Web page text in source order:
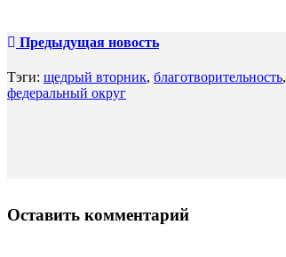
Предыдущая новость
Тэги: щедрый вторник, благотворительность,
федеральный округ
Оставить комментарий